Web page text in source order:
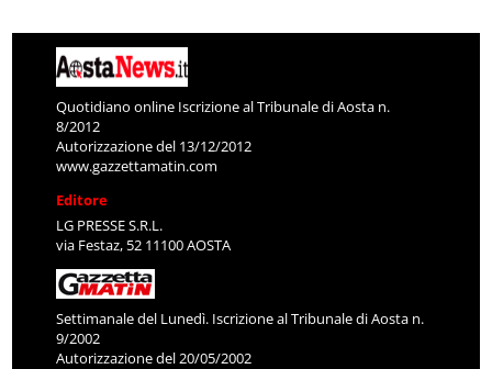
Quotidiano online Iscrizione al Tribunale di Aosta n.
8/2012
Autorizzazione del 13/12/2012
www.gazzettamatin.com
Editore
LG PRESSE S.R.L.
via Festaz, 52 11100 AOSTA
Settimanale del Lunedì. Iscrizione al Tribunale di Aosta n.
9/2002
Autorizzazione del 20/05/2002